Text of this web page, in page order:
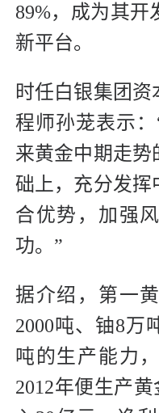
89%，成为其开
新平台。
时任白银集团
程师孙茏表示
来黄金中期走势
础上，充分发挥
合优势，加强
功。”
据介绍，第一
2000吨、铀8万
吨的生产能力
2012年便生产